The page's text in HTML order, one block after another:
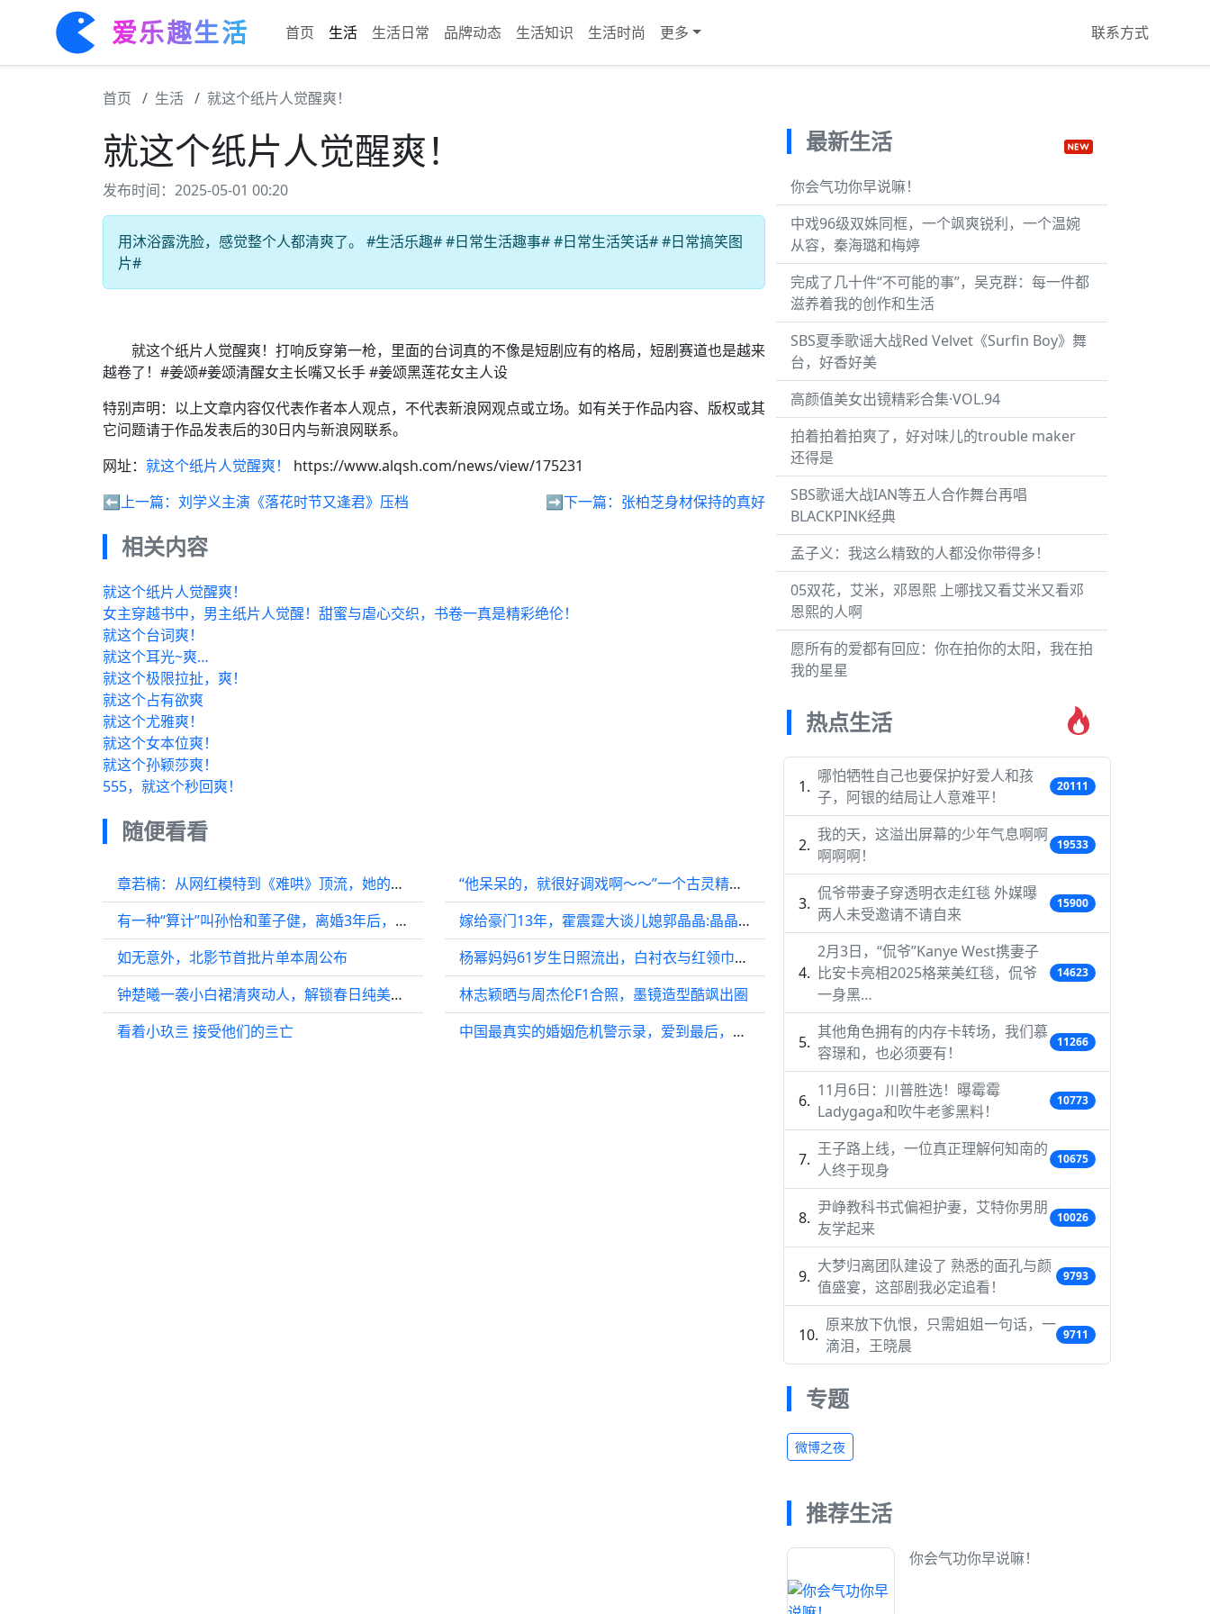
爱乐趣生活 首页 生活 生活日常 品牌动态 生活知识 生活时尚 更多 联系方式
首页 生活 就这个纸片人觉醒爽！
就这个纸片人觉醒爽！
发布时间：2025-05-01 00:20
用沐浴露洗脸，感觉整个人都清爽了。 #生活乐趣# #日常生活趣事# #日常生活笑话# #日常搞笑图
片#
就这个纸片人觉醒爽！打响反穿第一枪，里面的台词真的不像是短剧应有的格局，短剧赛道也是越来
越卷了！#姜颂#姜颂清醒女主长嘴又长手 #姜颂黑莲花女主人设
特别声明：以上文章内容仅代表作者本人观点，不代表新浪网观点或立场。如有关于作品内容、版权或其
它问题请于作品发表后的30日内与新浪网联系。
网址： 就这个纸片人觉醒爽！
https://www.alqsh.com/news/view/175231
⬅️上一篇： 刘学义主演《落花时节又逢君》压档 ➡️下一篇： 张柏芝身材保持的真好
相关内容
就这个纸片人觉醒爽！
女主穿越书中，男主纸片人觉醒！甜蜜与虐心交织，书卷一真是精彩绝伦！
就这个台词爽！
就这个耳光~爽…
就这个极限拉扯，爽！
就这个占有欲爽
就这个尤雅爽！
就这个女本位爽！
就这个孙颖莎爽！
555，就这个秒回爽！
随便看看
章若楠：从网红模特到《难哄》顶流，她的逆袭比剧本更燃
有一种“算计”叫孙怡和董子健，离婚3年后，才看懂这盘大棋
如无意外，北影节首批片单本周公布
钟楚曦一袭小白裙清爽动人，解锁春日纯美新高度
看着小玖亖 接受他们的亖亡
“他呆呆的，就很好调戏啊～～”一个古灵精怪，一个呆呆傻傻的
嫁给豪门13年，霍震霆大谈儿媳郭晶晶:晶晶教我吃街边摊不丢人2023年新加坡
杨幂妈妈61岁生日照流出，白衬衣与红领巾碰撞出别样青春
林志颖晒与周杰伦F1合照，墨镜造型酷飒出圈
中国最真实的婚姻危机警示录，爱到最后，除了爱情剩下的是良心！
最新生活
你会气功你早说嘛！
中戏96级双姝同框，一个飒爽锐利，一个温婉
从容，秦海璐和梅婷
完成了几十件“不可能的事”，吴克群：每一件都
滋养着我的创作和生活
SBS夏季歌谣大战Red Velvet《Surfin Boy》舞
台，好香好美
高颜值美女出镜精彩合集·VOL.94
拍着拍着拍爽了，好对味儿的trouble maker
还得是
SBS歌谣大战IAN等五人合作舞台再唱
BLACKPINK经典
孟子义：我这么精致的人都没你带得多！
05双花，艾米，邓恩熙 上哪找又看艾米又看邓
恩熙的人啊
愿所有的爱都有回应：你在拍你的太阳，我在拍
我的星星
热点生活
哪怕牺牲自己也要保护好爱人和孩
子，阿银的结局让人意难平！
20111
我的天，这溢出屏幕的少年气息啊啊
啊啊啊！
19533
侃爷带妻子穿透明衣走红毯 外媒曝
两人未受邀请不请自来
15900
2月3日，“侃爷”Kanye West携妻子
比安卡亮相2025格莱美红毯，侃爷
一身黑…
14623
其他角色拥有的内存卡转场，我们慕
容璟和，也必须要有！
11266
11月6日：川普胜选！曝霉霉
Ladygaga和吹牛老爹黑料！
10773
王子路上线，一位真正理解何知南的
人终于现身
10675
尹峥教科书式偏袒护妻，艾特你男朋
友学起来
10026
大梦归离团队建设了 熟悉的面孔与颜
值盛宴，这部剧我必定追看！
9793
原来放下仇恨，只需姐姐一句话，一
滴泪，王晓晨
9711
专题
微博之夜
推荐生活
你会气功你早说嘛！